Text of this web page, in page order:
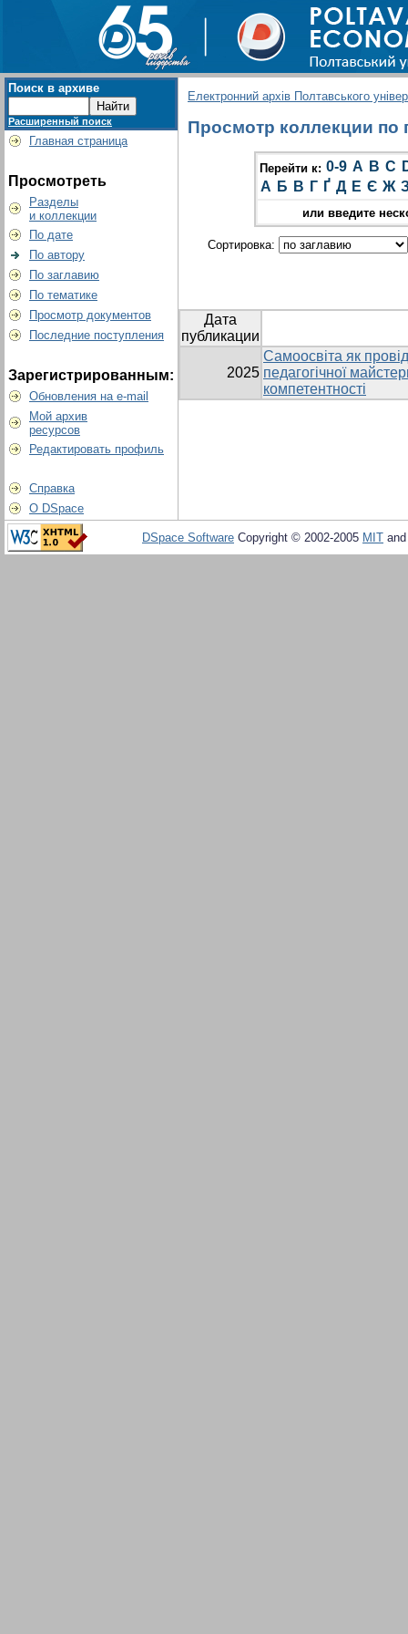
Поиск в архиве
Расширенный поиск
Главная страница
Просмотреть
Разделы
и коллекции
По дате
По автору
По заглавию
По тематике
Просмотр документов
Последние поступления
Зарегистрированным:
Обновления на e-mail
Мой архив
ресурсов
Редактировать профиль
Справка
О DSpace
Електронний архів Полтавського
Просмотр коллекции по
Перейти к: 0-9 A B C
А Б В Г Ґ Д Е Є Ж
или введите
Сортировка:
Дата
публикации
2025
Самоосвіта як
педагогічної
компетентності
DSpace Software Copyright © 2002-2005 MIT